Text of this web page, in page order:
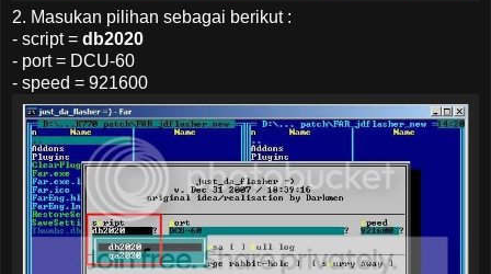
2. Masukan pilihan sebagai berikut :
- script = db2020
- port = DCU-60
- speed = 921600